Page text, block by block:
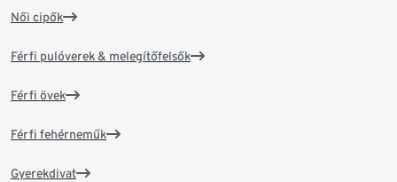
Női cipők
Férfi pulóverek & melegítőfelsők
Férfi övek
Férfi fehérneműk
Gyerekdivat